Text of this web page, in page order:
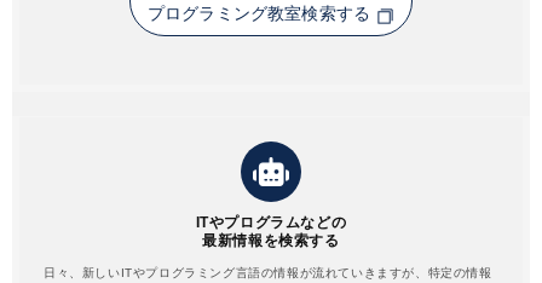
プログラミング教室検索する
ITやプログラムなどの
最新情報を検索する
日々、新しいITやプログラミング言語の情報が流れていきますが、特定の情報